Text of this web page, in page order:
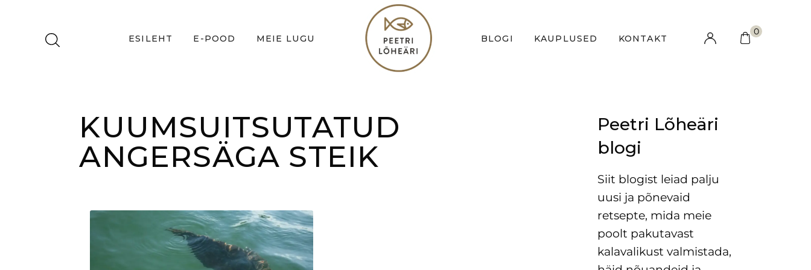
ESILEHT E-POOD MEIE LUGU BLOGI KAUPLUSED KONTAKT
0
KUUMSUITSUTATUD
ANGERSÄGA STEIK
Peetri Lõheäri
blogi
Siit blogist leiad palju
uusi ja põnevaid
retsepte, mida meie
poolt pakutavast
kalavalikust valmistada,